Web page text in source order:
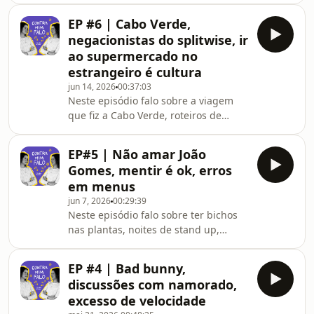
as coisas à última da hora, leio
algumas notas do iPhone e falo sobre
cultura de magreza, ozempic e coisas
que fazem as mamas crescer.
EP #6 | Cabo Verde,
negacionistas do splitwise, ir
ao supermercado no
estrangeiro é cultura
jun 14, 202600:37:03
Neste episódio falo sobre a viagem
que fiz a Cabo Verde, roteiros de
ser medricas mas não querer perder
experiências, pessoas que não
confiam no splitwise, ser péssima a
converter dinheiros e beber água da
torneira no estrangeiro. Também falo
da minha paixão pelo Valter Hugo
Mãe e exploro como o
deslumbramento é uma benção.
EP#5 | Não amar João
Gomes, mentir é ok, erros
em menus
jun 7, 202600:29:39
Neste episódio falo sobre ter bichos
nas plantas, noites de stand up,
estrangeiros, campainhas para
empregados, ter ido ao Coala, ter ido
ver o solo do Guilherme Fonseca,
EP #4 | Bad bunny,
discussões com namorado,
excesso de velocidade